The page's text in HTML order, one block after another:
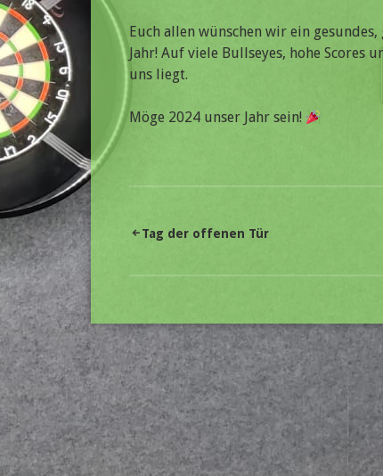
Euch allen wünschen wir ein
Jahr! Auf viele Bullseyes, hohe Scores
uns liegt.
Möge 2024 unser Jahr sein!
Beitragsnavigation
Tag der offenen Tür